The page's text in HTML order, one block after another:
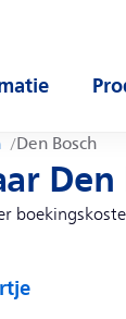
Den Bosch
Den